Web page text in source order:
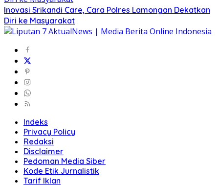
Inovasi Srikandi Care, Cara Polres Lamongan Dekatkan
Diri ke Masyarakat
Indeks
Privacy Policy
Redaksi
Disclaimer
Pedoman Media Siber
Kode Etik Jurnalistik
Tarif Iklan